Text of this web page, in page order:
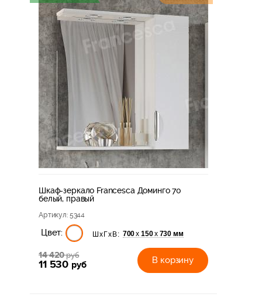
Шкаф-зеркало Francesca Доминго 70
белый, правый
Артикул: 5344
Цвет: ШхГхВ: 700х 150х 730 мм
14 420руб
11 530 руб В корзину